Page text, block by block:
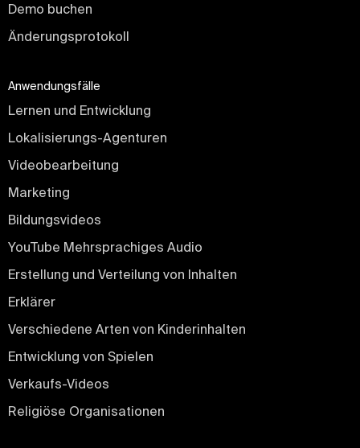
Demo buchen
Änderungsprotokoll
Anwendungsfälle
Lernen und Entwicklung
Lokalisierungs-Agenturen
Videobearbeitung
Marketing
Bildungsvideos
YouTube Mehrsprachiges Audio
Erstellung und Verteilung von Inhalten
Erklärer
Verschiedene Arten von Kinderinhalten
Entwicklung von Spielen
Verkaufs-Videos
Religiöse Organisationen